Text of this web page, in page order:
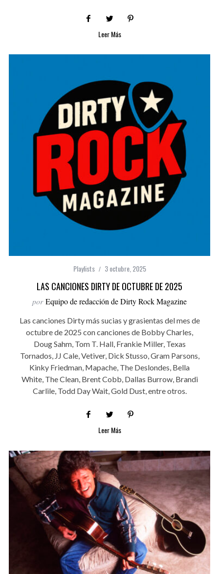
Leer Más
Playlists 3 octubre, 2025
LAS CANCIONES DIRTY DE OCTUBRE DE 2025
por Equipo de redacción de Dirty Rock Magazine
Las canciones Dirty más sucias y grasientas del mes de
octubre de 2025 con canciones de Bobby Charles,
Doug Sahm, Tom T. Hall, Frankie Miller, Texas
Tornados, JJ Cale, Vetiver, Dick Stusso, Gram Parsons,
Kinky Friedman, Mapache, The Deslondes, Bella
White, The Clean, Brent Cobb, Dallas Burrow, Brandi
Carlile, Todd Day Wait, Gold Dust, entre otros.
Leer Más